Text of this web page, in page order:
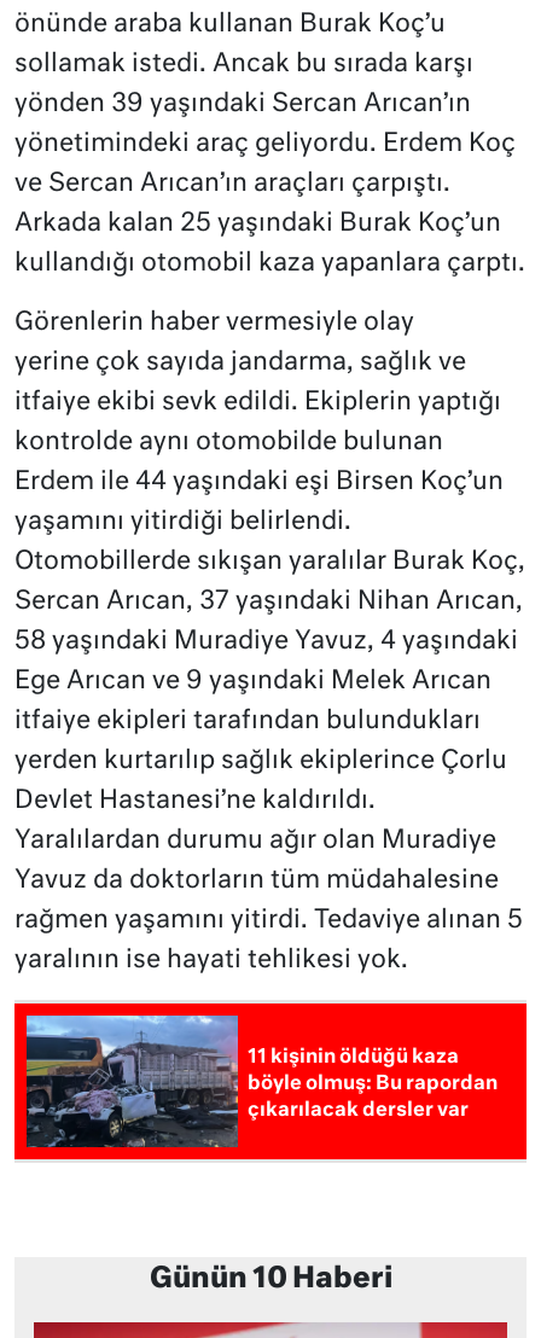
önünde araba kullanan Burak Koç’u
sollamak istedi. Ancak bu sırada karşı
yönden 39 yaşındaki Sercan Arıcan’ın
yönetimindeki araç geliyordu. Erdem Koç
ve Sercan Arıcan’ın araçları çarpıştı.
Arkada kalan 25 yaşındaki Burak Koç’un
kullandığı otomobil kaza yapanlara çarptı.
Görenlerin haber vermesiyle olay
yerine çok sayıda jandarma, sağlık ve
itfaiye ekibi sevk edildi. Ekiplerin yaptığı
kontrolde aynı otomobilde bulunan
Erdem ile 44 yaşındaki eşi Birsen Koç’un
yaşamını yitirdiği belirlendi.
Otomobillerde sıkışan yaralılar Burak Koç,
Sercan Arıcan, 37 yaşındaki Nihan Arıcan,
58 yaşındaki Muradiye Yavuz, 4 yaşındaki
Ege Arıcan ve 9 yaşındaki Melek Arıcan
itfaiye ekipleri tarafından bulundukları
yerden kurtarılıp sağlık ekiplerince Çorlu
Devlet Hastanesi’ne kaldırıldı.
Yaralılardan durumu ağır olan Muradiye
Yavuz da doktorların tüm müdahalesine
rağmen yaşamını yitirdi. Tedaviye alınan 5
yaralının ise hayati tehlikesi yok.
11 kişinin öldüğü kaza
böyle olmuş: Bu rapordan
çıkarılacak dersler var
Günün 10 Haberi